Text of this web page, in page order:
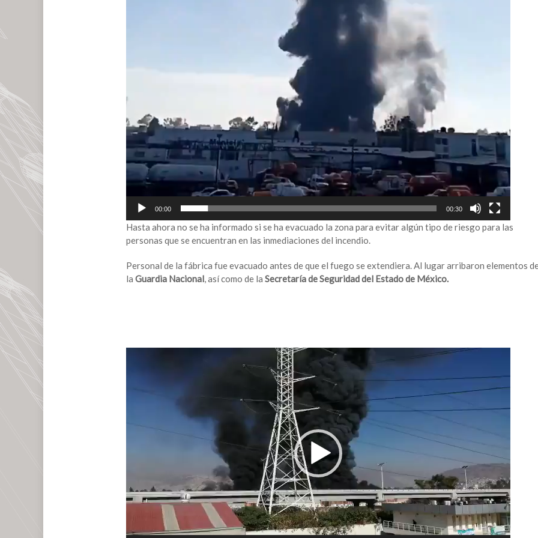
00:00 00:30
Hasta ahora no se ha informado si se ha evacuado la zona para evitar algún tipo de riesgo para las
personas que se encuentran en las inmediaciones del incendio.
Personal de la fábrica fue evacuado antes de que el fuego se extendiera. Al lugar arribaron elementos
la Guardia Nacional, así como de la Secretaría de Seguridad del Estado de México.